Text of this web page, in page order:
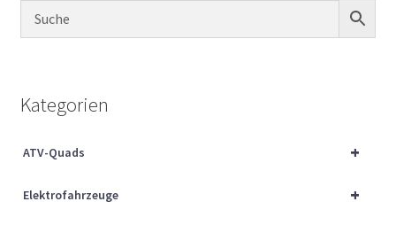
Sachs Ersatzteile
Über uns
Kategorien
+
ATV-Quads
+
Elektrofahrzeuge